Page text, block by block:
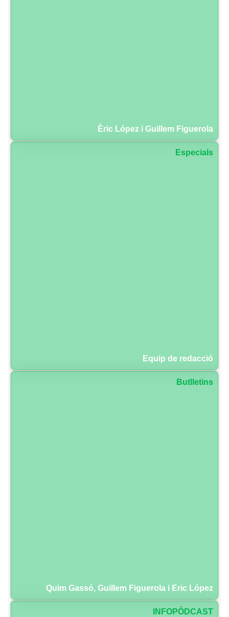
Èric López i Guillem Figuerola
Especials
Equip de redacció
Butlletins
Quim Gassó, Guillem Figuerola i Eric López
INFOPÒDCAST